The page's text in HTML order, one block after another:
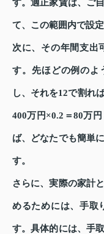
す。適正家賃は、ご
て、この範囲内で設
次に、その年間支出
す。先ほどの例のよ
し、それを12で割れ
400万円×0.2＝80万
ば、どなたでも簡単
す。
さらに、実際の家計
めるためには、手取
す。具体的には、手